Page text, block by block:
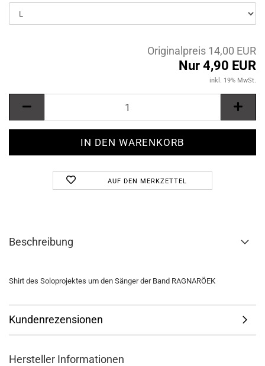
Originalpreis 14,00 EUR
Nur 4,90 EUR
inkl. 19% MwSt.
AUF DEN MERKZETTEL
Beschreibung
Shirt des Soloprojektes um den Sänger der Band RAGNARÖEK
Kundenrezensionen
Hersteller Informationen